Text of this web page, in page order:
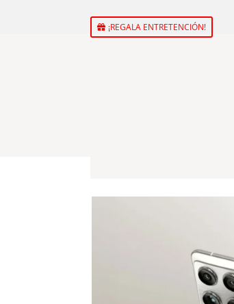
¡REGALA ENTRETENCIÓN!